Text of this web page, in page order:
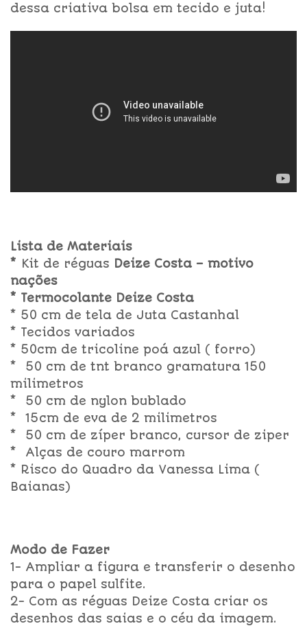
dessa criativa bolsa em tecido e juta!
Lista de Materiais
* Kit de réguas Deize Costa – motivo
nações
* Termocolante Deize Costa
* 50 cm de tela de Juta Castanhal
* Tecidos variados
* 50cm de tricoline poá azul ( forro)
* 50 cm de tnt branco gramatura 150
milimetros
* 50 cm de nylon bublado
* 15cm de eva de 2 milimetros
* 50 cm de zíper branco, cursor de ziper
* Alças de couro marrom
* Risco do Quadro da Vanessa Lima (
Baianas)
Modo de Fazer
1- Ampliar a figura e transferir o desenho
para o papel sulfite.
2- Com as réguas Deize Costa criar os
desenhos das saias e o céu da imagem.